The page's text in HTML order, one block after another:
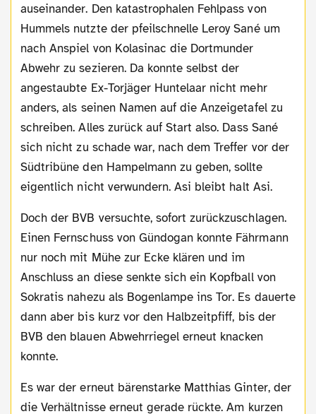
auseinander. Den katastrophalen Fehlpass von
Hummels nutzte der pfeilschnelle Leroy Sané um
nach Anspiel von Kolasinac die Dortmunder
Abwehr zu sezieren. Da konnte selbst der
angestaubte Ex-Torjäger Huntelaar nicht mehr
anders, als seinen Namen auf die Anzeigetafel zu
schreiben. Alles zurück auf Start also. Dass Sané
sich nicht zu schade war, nach dem Treffer vor der
Südtribüne den Hampelmann zu geben, sollte
eigentlich nicht verwundern. Asi bleibt halt Asi.
Doch der BVB versuchte, sofort zurückzuschlagen.
Einen Fernschuss von Gündogan konnte Fährmann
nur noch mit Mühe zur Ecke klären und im
Anschluss an diese senkte sich ein Kopfball von
Sokratis nahezu als Bogenlampe ins Tor. Es dauerte
dann aber bis kurz vor den Halbzeitpfiff, bis der
BVB den blauen Abwehrriegel erneut knacken
konnte.
Es war der erneut bärenstarke Matthias Ginter, der
die Verhältnisse erneut gerade rückte. Am kurzen